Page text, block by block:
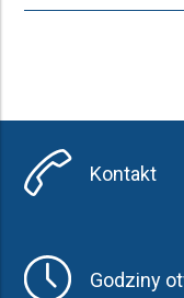
Kontakt
Godziny